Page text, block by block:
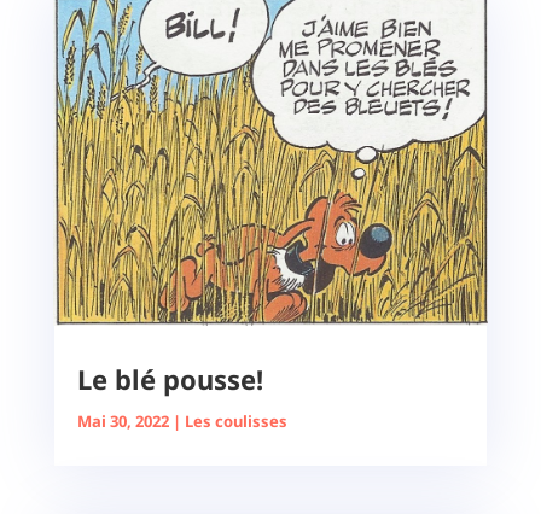
Le blé pousse!
Mai 30, 2022| Les coulisses